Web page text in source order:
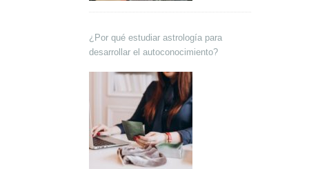
¿Por qué estudiar astrología para
desarrollar el autoconocimiento?